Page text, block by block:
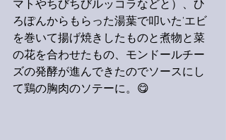
マトやちびちびルッコラなどと）、ひ
ろぽんからもらった湯葉で叩いた’エビ
を巻いて揚げ焼きしたものと煮物と菜
の花を合わせたもの、モンドールチー
ズの発酵が進んできたのでソースにし
て鶏の胸肉のソテーに。😋